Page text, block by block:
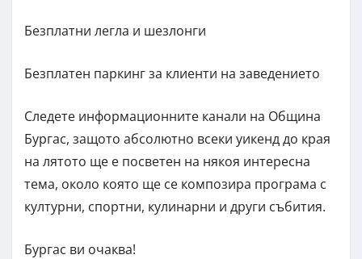
Безплатни легла и шезлонги
Безплатен паркинг за клиенти на заведението
Следете информационните канали на Община
Бургас, защото абсолютно всеки уикенд до края
на лятото ще е посветен на някоя интересна
тема, около която ще се композира програма с
културни, спортни, кулинарни и други събития.
Бургас ви очаква!